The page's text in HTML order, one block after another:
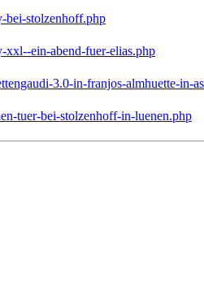
bei-stolzenhoff.php
xxl--ein-abend-fuer-elias.php
3.0-in-franjos-almhuette-in-
tuer-bei-stolzenhoff-in-luenen.php